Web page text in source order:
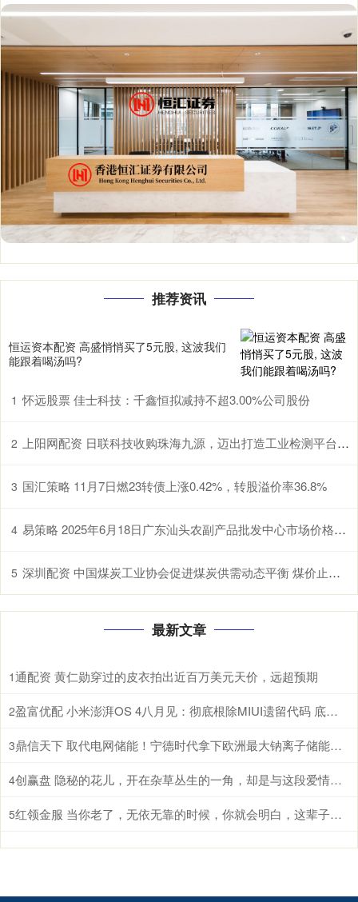
推荐资讯
恒运资本配资 高盛悄悄买了5元股, 这波我们
能跟着喝汤吗?
1 怀远股票 佳士科技：千鑫恒拟减持不超3.00%公司股份
2 上阳网配资 日联科技收购珠海九源，迈出打造工业检测平台型企业的关键一步
3 国汇策略 11月7日燃23转债上涨0.42%，转股溢价率36.8%
4 易策略 2025年6月18日广东汕头农副产品批发中心市场价格行情
5 深圳配资 中国煤炭工业协会促进煤炭供需动态平衡 煤价止跌曙光初现
最新文章
1通配资 黄仁勋穿过的皮衣拍出近百万美元天价，远超预期
2 盈富优配 小米澎湃OS 4八月见：彻底根除MIUI遗留代码 底层焕然一新
3 鼎信天下 取代电网储能！宁德时代拿下欧洲最大钠离子储能系统：使用寿命高达30年
4 创赢盘 隐秘的花儿，开在杂草丛生的一角，却是与这段爱情毫不相干的路人
5 红领金服 当你老了，无依无靠的时候，你就会明白，这辈子最亲的，除了父母儿女，伴侣和知己，还有自己身上的这4种能力